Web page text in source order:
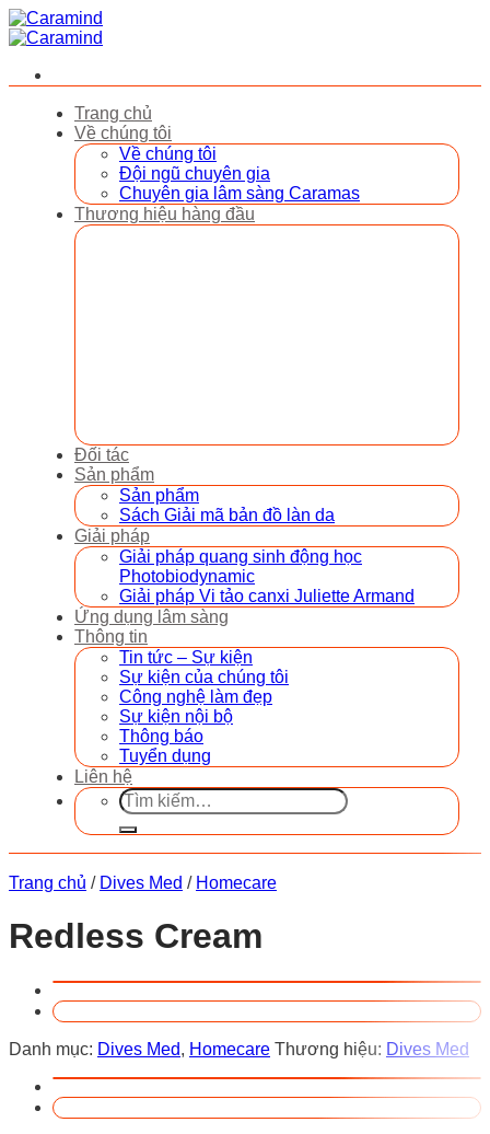
Bỏ
qua
dung
Trang chủ
Về chúng tôi
Về chúng tôi
Đội ngũ chuyên gia
Chuyên gia lâm sàng Caramas
Thương hiệu hàng đầu
Đối tác
Sản phẩm
Sản phẩm
Sách Giải mã bản đồ làn da
Giải pháp
Giải pháp quang sinh động học
Photobiodynamic
Giải pháp Vi tảo canxi Juliette Armand
Ứng dụng lâm sàng
Thông tin
Tin tức – Sự kiện
Sự kiện của chúng tôi
Công nghệ làm đẹp
Sự kiện nội bộ
Thông báo
Tuyển dụng
Liên hệ
Tìm
kiếm:
Trang chủ / Dives Med / Homecare
Redless Cream
Danh mục: Dives Med, Homecare Thương hiệu: Dives Med